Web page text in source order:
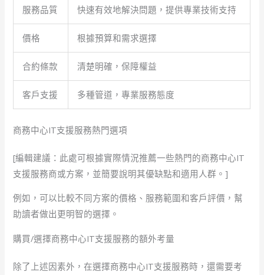
服務品質 快速有效地解決問題，提供專業技術支持
價格 根據預算和需求選擇
合約條款 清楚明確，保障權益
客戶支援 多種管道，專業服務態度
商務中心IT支援服務熱門選項
[編輯建議：此處可根據實際情況推薦一些熱門的商務中心IT
支援服務商或方案，並簡要說明其優缺點和適用人群。]
例如，可以比較不同方案的價格、服務範圍和客戶評價，幫
助讀者做出更明智的選擇。
購買/選擇商務中心IT支援服務的額外考量
除了上述因素外，在選擇商務中心IT支援服務時，還需要考